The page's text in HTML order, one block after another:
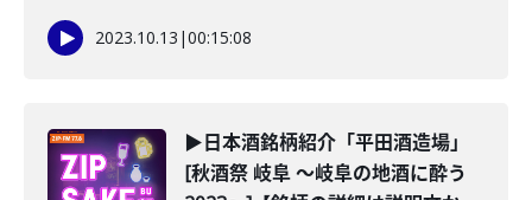
2023.10.13 |00:15:08
▶日本酒銘柄紹介「平田酒造場」
[秋酒祭 岐阜 ～岐阜の地酒に酔う